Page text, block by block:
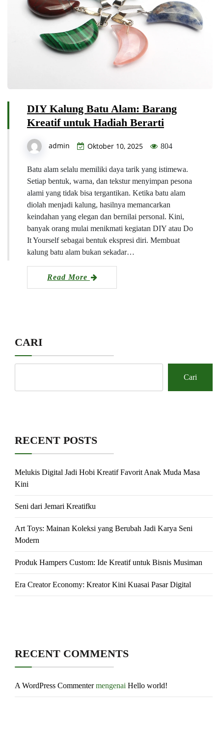
DIY Kalung Batu Alam: Barang
Kreatif untuk Hadiah Berarti
admin Oktober 10, 2025 804
Batu alam selalu memiliki daya tarik yang istimewa.
Setiap bentuk, warna, dan tekstur menyimpan pesona
alami yang tidak bisa tergantikan. Ketika batu alam
diolah menjadi kalung, hasilnya memancarkan
keindahan yang elegan dan bernilai personal. Kini,
banyak orang mulai menikmati kegiatan DIY atau Do
It Yourself sebagai bentuk ekspresi diri. Membuat
kalung batu alam bukan sekadar…
Read More
CARI
Cari
RECENT POSTS
Melukis Digital Jadi Hobi Kreatif Favorit Anak Muda Masa
Kini
Seni dari Jemari Kreatifku
Art Toys: Mainan Koleksi yang Berubah Jadi Karya Seni
Modern
Produk Hampers Custom: Ide Kreatif untuk Bisnis Musiman
Era Creator Economy: Kreator Kini Kuasai Pasar Digital
RECENT COMMENTS
A WordPress Commentermengenai Hello world!